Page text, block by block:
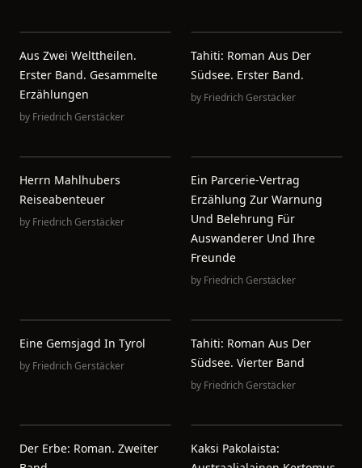
Aus Zwei Welttheilen.
Erster Band. Gesammelte
Erzählungen
by Friedrich Gerstäcker
Tahiti: Roman Aus Der
Südsee. Erster Band.
by Friedrich Gerstäcker
Herrn Mahlhubers
Reiseabenteuer
by Friedrich Gerstäcker
Ein Parcerie-Vertrag
Erzählung Zur Warnung
Und Belehrung Für
Auswanderer Und Ihre
Freunde
by Friedrich Gerstäcker
Eine Gemsjagd In Tyrol
by Friedrich Gerstäcker
Tahiti: Roman Aus Der
Südsee. Vierter Band
by Friedrich Gerstäcker
Der Erbe: Roman. Zweiter
Kaksi Pakolaista: